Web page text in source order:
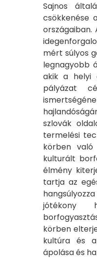
Sajnos
csökkenése
országaiban.
mért súlyos
legnagyobb
akik a helyi
pályázat
szlovák
termelési
körben való
kulturált
élmény
tartja az
jótékony
körben
kultúra és
ápolása és